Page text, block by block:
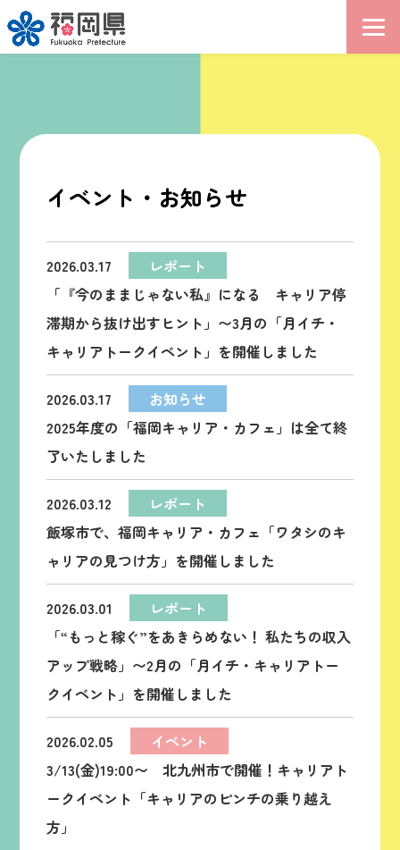
イベント・お知らせ
2026.03.17
レポート
「『今のままじゃない私』になる キャリア停
滞期から抜け出すヒント」〜3月の「月イチ・
キャリアトークイベント」を開催しました
2026.03.17
お知らせ
2025年度の「福岡キャリア・カフェ」は全て終
了いたしました
2026.03.12
レポート
飯塚市で、福岡キャリア・カフェ「ワタシのキ
ャリアの見つけ方」を開催しました
2026.03.01
レポート
「“もっと稼ぐ”をあきらめない！ 私たちの収入
アップ戦略」〜2月の「月イチ・キャリアトー
クイベント」を開催しました
2026.02.05
イベント
3/13(金)19:00〜 北九州市で開催！キャリアト
ークイベント「キャリアのピンチの乗り越え
方」